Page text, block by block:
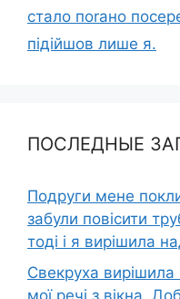
стало поrано
підійшов лише я.
ПОСЛЕДНЫЕ
Подруги мене
забули повісити
тоді і я вирішила
Свекруха вирішила
мої речі з вікна.